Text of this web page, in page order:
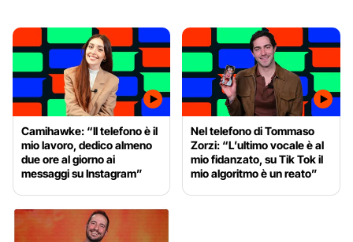
Camihawke: “Il telefono è il
mio lavoro, dedico almeno
due ore al giorno ai
messaggi su Instagram”
Nel telefono di Tommaso
Zorzi: “L’ultimo vocale è al
mio fidanzato, su Tik Tok il
mio algoritmo è un reato”